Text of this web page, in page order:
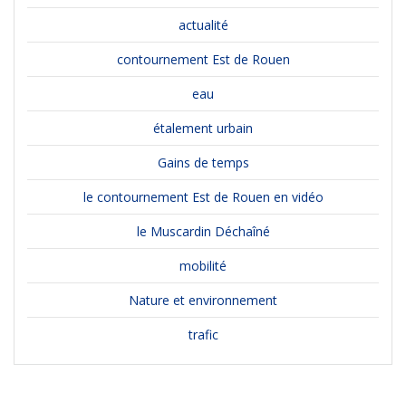
actualité
contournement Est de Rouen
eau
étalement urbain
Gains de temps
le contournement Est de Rouen en vidéo
le Muscardin Déchaîné
mobilité
Nature et environnement
trafic